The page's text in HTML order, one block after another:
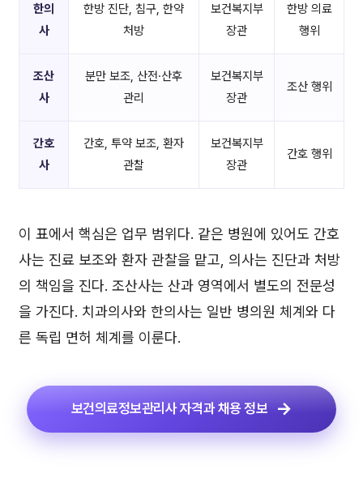
한의
사
한방 진단, 침구, 한약
처방
보건복지부
장관
한방 의료
행위
조산
사
분만 보조, 산전·산후
관리
보건복지부
장관
조산 행위
간호
사
간호, 투약 보조, 환자
관찰
보건복지부
장관
간호 행위
이 표에서 핵심은 업무 범위다. 같은 병원에 있어도 간호
사는 진료 보조와 환자 관찰을 맡고, 의사는 진단과 처방
의 책임을 진다. 조산사는 산과 영역에서 별도의 전문성
을 가진다. 치과의사와 한의사는 일반 병의원 체계와 다
른 독립 면허 체계를 이룬다.
보건의료정보관리사 자격과 채용 정보